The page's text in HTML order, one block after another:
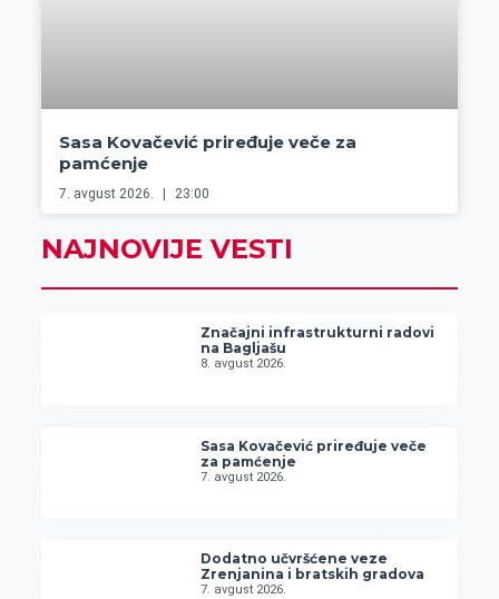
Sasa Kovačević priređuje veče za
pamćenje
7. avgust 2026. 23:00
NAJNOVIJE VESTI
Značajni infrastrukturni radovi
na Bagljašu
8. avgust 2026.
Sasa Kovačević priređuje veče
za pamćenje
7. avgust 2026.
Dodatno učvršćene veze
Zrenjanina i bratskih gradova
7. avgust 2026.